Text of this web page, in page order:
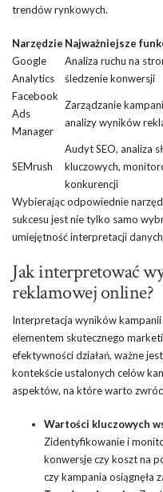
trendów rynkowych.
Narzędzie Najważniejsze
Google
Analytics
Analiza ruchu na
śledzenie konwersji
Facebook
Ads
Manager
Zarządzanie
analizy wyników
SEMrush
Audyt SEO, analiza
kluczowych,
konkurencji
Wybierając odpowiednie
sukcesu jest nie tylko samo
umiejętność interpretacji
Jak interpretować
reklamowej online?
Interpretacja wyników
elementem skutecznego
efektywności działań, ważne
kontekście ustalonych celów
aspektów, na które warto
Wartości kluczowych
Zidentyfikowanie i
konwersje czy koszt na
czy kampania osiągnęła